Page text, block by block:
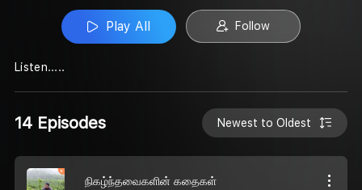
Play All Follow
Listen.....
14 Episodes Newest to Oldest
நிகழ்ந்தவைகளின் கதைகள்